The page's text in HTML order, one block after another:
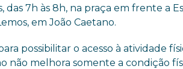
7h às 8h, na praça em frente a
em João Caetano.
possibilitar o acesso à atividade
não melhora somente a condição